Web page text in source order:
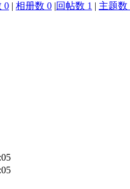
0 | 相册数 0 |回帖数 1 | 主题数